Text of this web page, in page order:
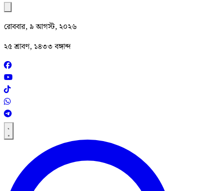
রোববার, ৯ আগস্ট, ২০২৬
২৫ শ্রাবণ, ১৪৩৩ বঙ্গাব্দ